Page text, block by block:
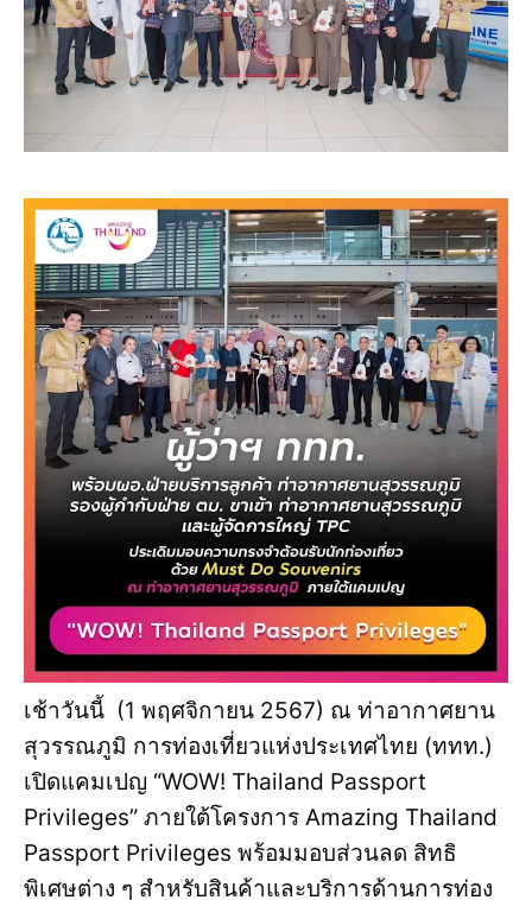
เช้าวันนี้ (1 พฤศจิกายน 2567) ณ ท่าอากาศยาน
สุวรรณภูมิ การท่องเที่ยวแห่งประเทศไทย (ททท.)
เปิดแคมเปญ “WOW! Thailand Passport
Privileges” ภายใต้โครงการ Amazing Thailand
Passport Privileges พร้อมมอบส่วนลด สิทธิ
พิเศษต่าง ๆ สำหรับสินค้าและบริการด้านการท่อง